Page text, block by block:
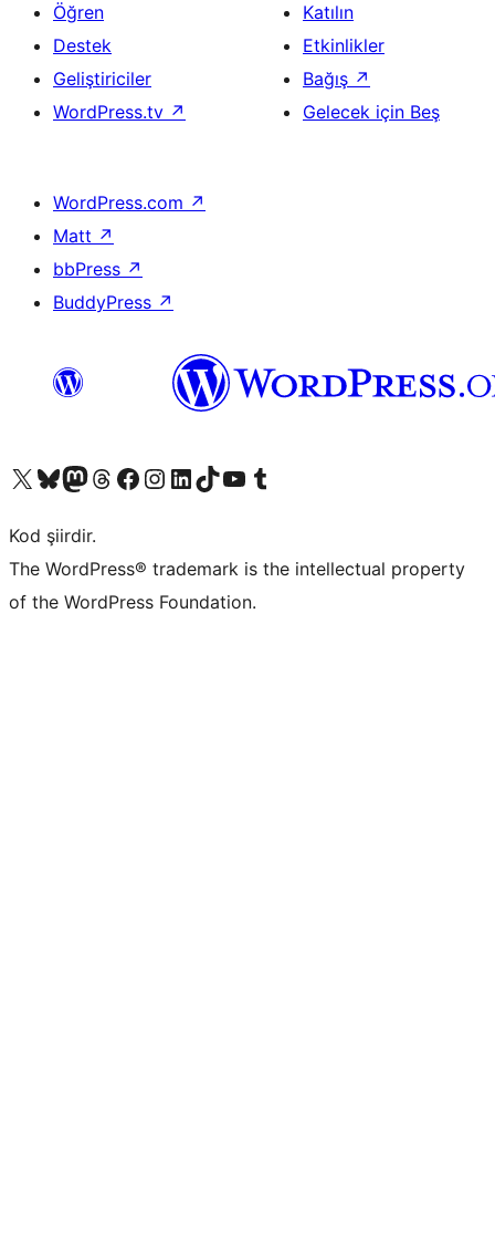
Öğren
Destek
Geliştiriciler
WordPress.tv ↗
Katılın
Etkinlikler
Bağış ↗
Gelecek için Beş
WordPress.com ↗
Matt ↗
bbPress ↗
BuddyPress ↗
X (eski Twitter) hesabımıza bakın
Bluesky hesabımızı ziyaret edinMastodon hesabımızı ziyaret edinThreads hesabımızı ziyaret edinFacebook sayfamızı ziyaret edinInstagram hesabımızı ziyaret edinLinkedIn hesabımızı ziyaret edinTikTok hesabımızı ziyaret edinYouTube kanalımızı ziyaret edinTumblr hesabımızı ziyaret edin
Kod şiirdir.
The WordPress® trademark is the intellectual property
of the WordPress Foundation.